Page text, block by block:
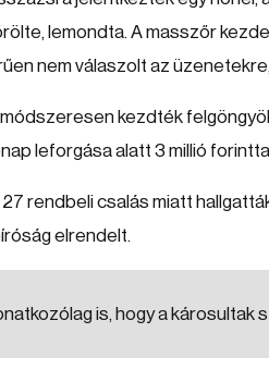
lemondta. A masszőr
nem válaszolt az
kezdték
leforgása alatt 3 millió
rendbeli csalás miatt
elrendelt.
is, hogy a károsultak